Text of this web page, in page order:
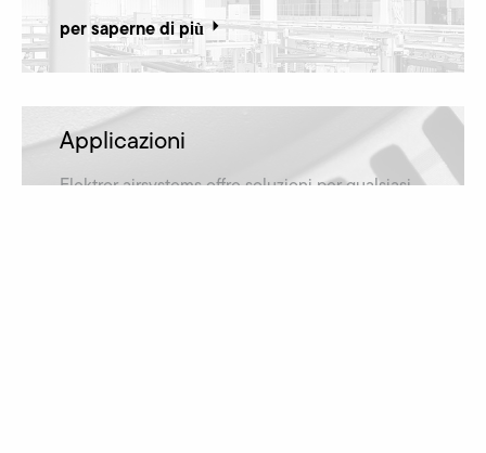
per saperne di più
Applicazioni
Elektror airsystems offre soluzioni per qualsiasi